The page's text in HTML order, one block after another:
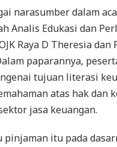
narasumber dalam
Analis Edukasi dan
Raya D Theresia
paparannya,
tujuan literasi
atas hak dan
jasa keuangan.
pinjaman itu pada